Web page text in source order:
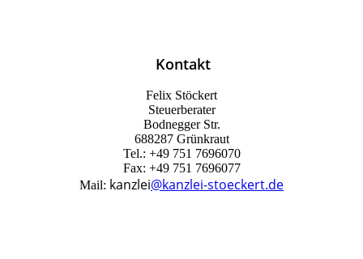
Kontakt
Felix Stöckert
Steuerberater
Bodnegger Str.
688287 Grünkraut
Tel.: +49 751 7696070
Fax: +49 751 7696077
Mail: kanzlei@kanzlei-stoeckert.de